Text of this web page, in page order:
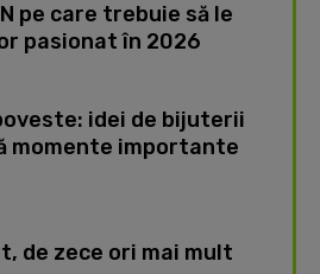
pe care trebuie să le
pasionat în 2026
idei de bijuterii
momente importante
de zece ori mai mult